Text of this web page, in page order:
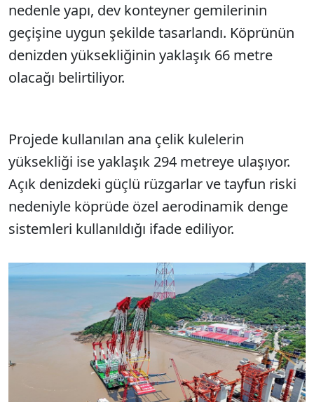
nedenle yapı, dev konteyner gemilerinin
geçişine uygun şekilde tasarlandı. Köprünün
denizden yüksekliğinin yaklaşık 66 metre
olacağı belirtiliyor.
Projede kullanılan ana çelik kulelerin
yüksekliği ise yaklaşık 294 metreye ulaşıyor.
Açık denizdeki güçlü rüzgarlar ve tayfun riski
nedeniyle köprüde özel aerodinamik denge
sistemleri kullanıldığı ifade ediliyor.